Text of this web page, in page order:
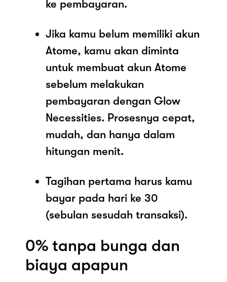
ke pembayaran.
Jika kamu belum memiliki akun
Atome, kamu akan diminta
untuk membuat akun Atome
sebelum melakukan
pembayaran dengan Glow
Necessities. Prosesnya cepat,
mudah, dan hanya dalam
hitungan menit.
Tagihan pertama harus kamu
bayar pada hari ke 30
(sebulan sesudah transaksi).
0% tanpa bunga dan
biaya apapun